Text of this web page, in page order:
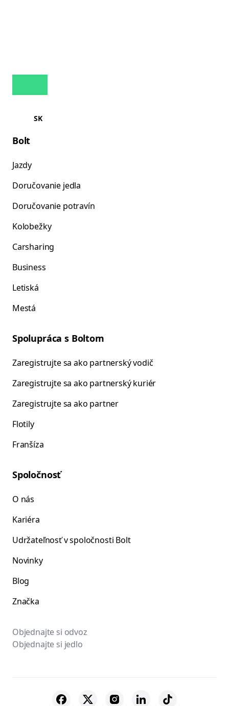
SK
Bolt
Jazdy
Doručovanie jedla
Doručovanie potravín
Kolobežky
Carsharing
Business
Letiská
Mestá
Spolupráca s Boltom
Zaregistrujte sa ako partnerský vodič
Zaregistrujte sa ako partnerský kuriér
Zaregistrujte sa ako partner
Flotily
Franšíza
Spoločnosť
O nás
Kariéra
Udržateľnosť v spoločnosti Bolt
Novinky
Blog
Značka
Objednajte si odvoz
Objednajte si jedlo